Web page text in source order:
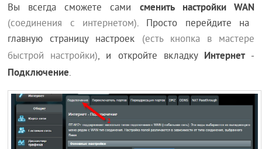
Вы всегда сможете сами сменить настройки WAN
(соединения с интернетом). Просто перейдите на
главную страницу настроек (есть кнопка в мастере
быстрой настройки), и откройте вкладку Интернет-
Подключение.